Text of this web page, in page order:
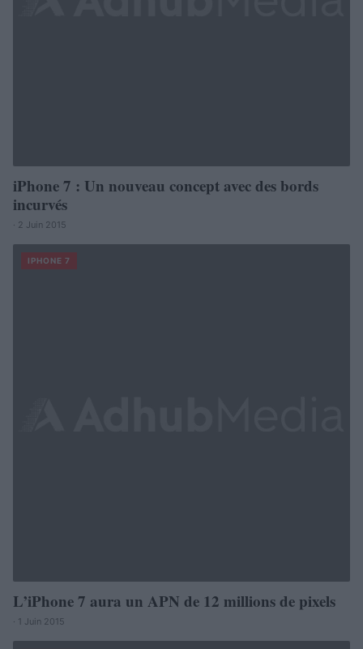
iPhone 7 : Un nouveau concept avec des bords
incurvés
· 2 Juin 2015
IPHONE 7
L’iPhone 7 aura un APN de 12 millions de pixels
· 1 Juin 2015